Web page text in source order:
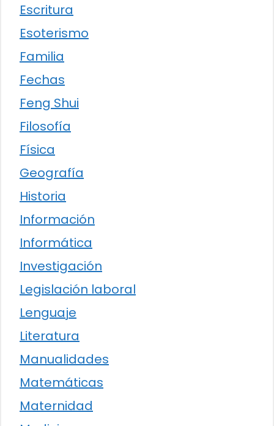
Escritura
Esoterismo
Familia
Fechas
Feng Shui
Filosofía
Física
Geografía
Historia
Información
Informática
Investigación
Legislación laboral
Lenguaje
Literatura
Manualidades
Matemáticas
Maternidad